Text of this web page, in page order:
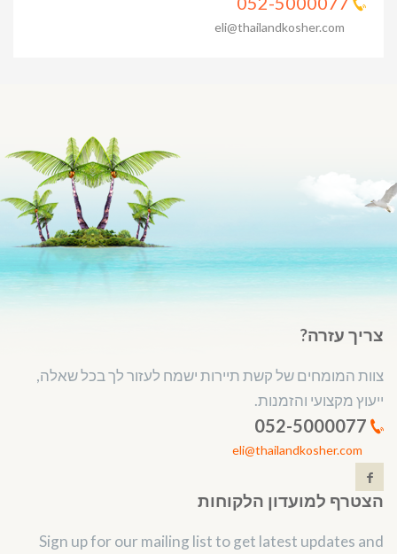
eli@thailandkosher.com
צריך עזרה?
צוות המומחים של קשת תיירות ישמח לעזור לך בכל שאלה,
ייעוץ מקצועי והזמנות.
eli@thailandkosher.com
הצטרף למועדון הלקוחות
Sign up for our mailing list to get latest updates and